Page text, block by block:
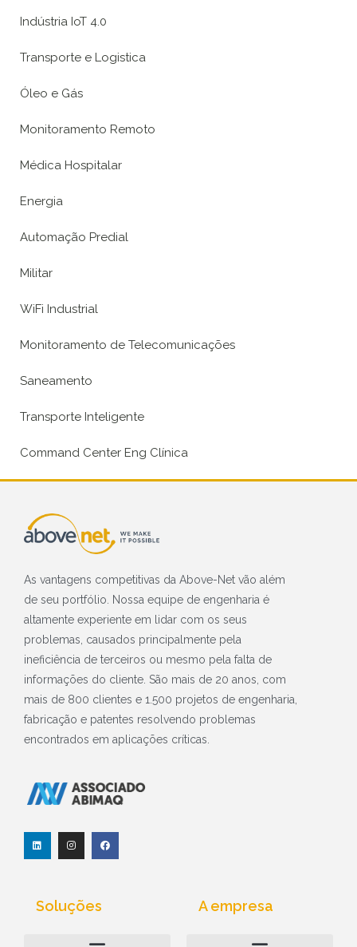
Indústria IoT 4.0
Transporte e Logistica
Óleo e Gás
Monitoramento Remoto
Médica Hospitalar
Energia
Automação Predial
Militar
WiFi Industrial
Monitoramento de Telecomunicações
Saneamento
Transporte Inteligente
Command Center Eng Clínica
As vantagens competitivas da Above-Net vão além
de seu portfólio. Nossa equipe de engenharia é
altamente experiente em lidar com os seus
problemas, causados principalmente pela
ineficiência de terceiros ou mesmo pela falta de
informações do cliente. São mais de 20 anos, com
mais de 800 clientes e 1.500 projetos de engenharia,
fabricação e patentes resolvendo problemas
encontrados em aplicações críticas.
i
n
n
a
m
a
Soluções A empresa